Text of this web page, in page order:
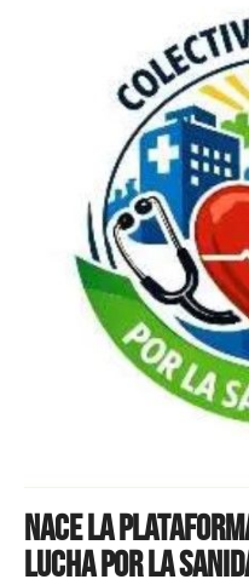
Nace la
Lucha por la